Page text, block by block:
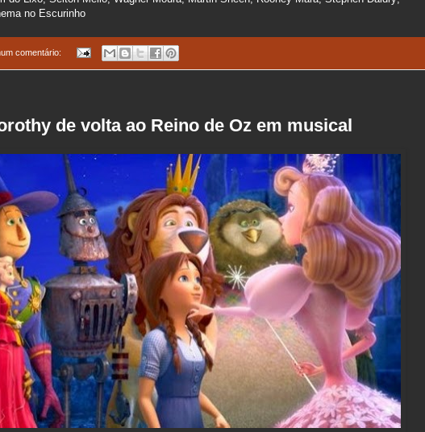
no Escurinho
comentário:
de volta ao Reino de Oz em musical